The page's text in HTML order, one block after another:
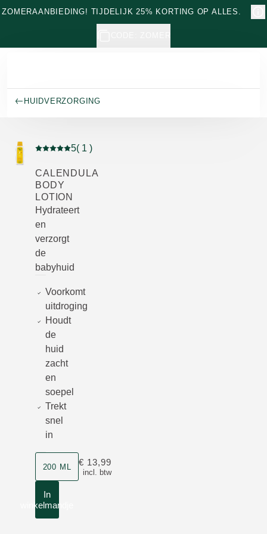
Naar hoofdinhoud gaan
ZOMERAANBIEDING! TIJDELIJK 25% KORTING OP ALLES.
HUIDVERZORGING
Beoordeling: 5 van 5 beoordeeld door 1 personen
5( 1 )
CALENDULA
BODY
LOTION
Hydrateert
en
verzorgt
de
babyhuid
Voorkomt
uitdroging
Houdt
de
huid
zacht
en
soepel
Trekt
snel
in
200 ML
incl. btw
€ 13,99
In
winkelmandje